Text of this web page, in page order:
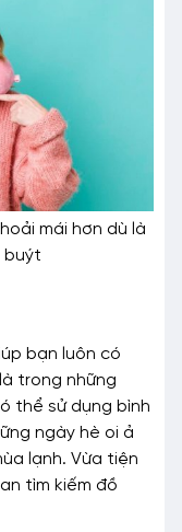
mái hơn dù là
buýt
bạn luôn có
trong những
thể sử dụng bình
ngày hè oi ả
lạnh. Vừa tiện
tìm kiếm đồ